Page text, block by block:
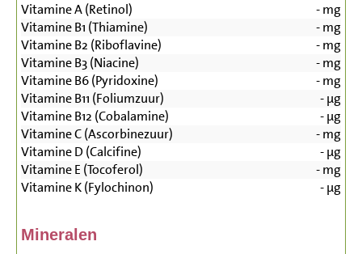
Vitamine A (Retinol) -mg
Vitamine B1 (Thiamine)
-mg
Vitamine B2 (Riboflavine)
-mg
Vitamine B3 (Niacine)
-mg
Vitamine B6 (Pyridoxine)
-mg
Vitamine B11 (Foliumzuur)
-µg
Vitamine B12 (Cobalamine)
-µg
Vitamine C (Ascorbinezuur)
-mg
Vitamine D (Calcifine)
-µg
Vitamine E (Tocoferol)
-mg
Vitamine K (Fylochinon)
-µg
Mineralen